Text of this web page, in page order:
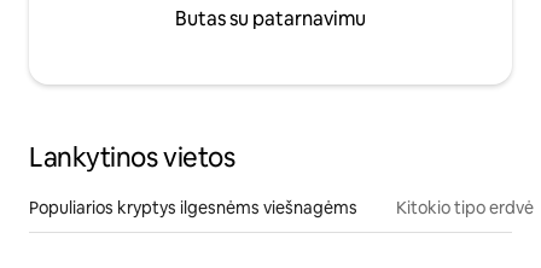
Butas su patarnavimu
Lankytinos vietos
Populiarios kryptys ilgesnėms viešnagėms Kitokio tipo erdvės